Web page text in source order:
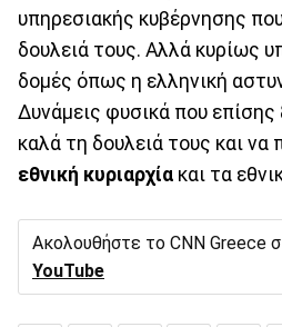
υπηρεσιακής κυβέρνησης
δουλειά τους. Αλλά κυρίως
δομές όπως η ελληνική
Δυνάμεις φυσικά που επίσης
καλά τη δουλειά τους και να
εθνική κυριαρχία και τα
Ακολουθήστε το CNN Greece
YouTube